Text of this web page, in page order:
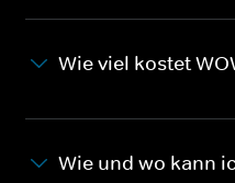
Wie viel kostet
Wie und wo kann